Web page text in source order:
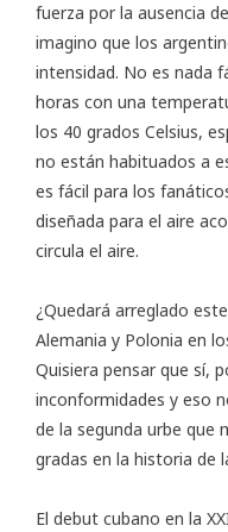
fuerza por la ausencia
imagino que los
intensidad. No es nada
horas con una
los 40 grados Celsius,
no están habituados a
es fácil para los
diseñada para el aire
circula el aire.
¿Quedará arreglado
Alemania y Polonia en
Quisiera pensar que sí,
inconformidades y eso
de la segunda urbe que
gradas en la historia de
El debut cubano en la